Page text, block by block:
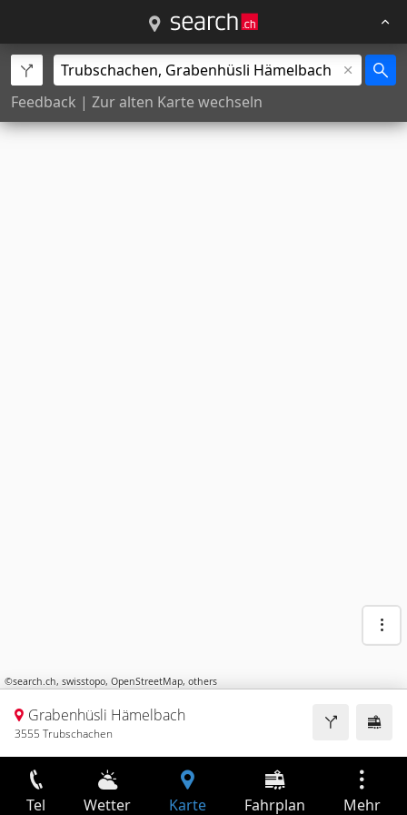
Feedback | Zur alten Karte wechseln
©search.ch, swisstopo, OpenStreetMap, others
Grabenhüsli Hämelbach
3555 Trubschachen
Tel Wetter Karte Fahrplan Mehr